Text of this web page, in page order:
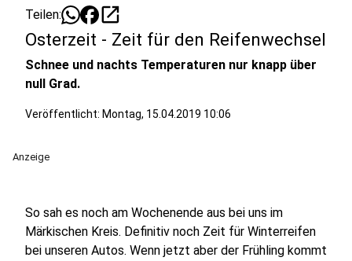
Teilen: open_in_new
Osterzeit - Zeit für den Reifenwechsel
Schnee und nachts Temperaturen nur knapp über
null Grad.
Veröffentlicht: Montag, 15.04.2019 10:06
Anzeige
So sah es noch am Wochenende aus bei uns im
Märkischen Kreis. Definitiv noch Zeit für Winterreifen
bei unseren Autos. Wenn jetzt aber der Frühling kommt